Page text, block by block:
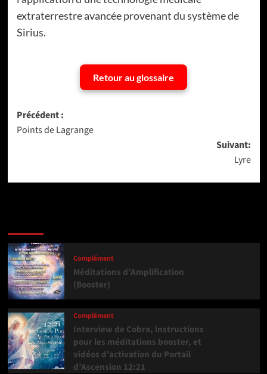
extraterrestre avancée provenant du système de
Sirius.
Retour au glossaire
Navigation
d’article
Précédent :
Points de Lagrange
Suivant:
Lyre
Complément
Méditations d’Amplification
(Booster)
Complément
Interview de Cobra, instructions
pour les méditations booster, et
vidéos d’activation du Portail
d’Ascension 12:21